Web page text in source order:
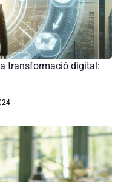
transformació digital: